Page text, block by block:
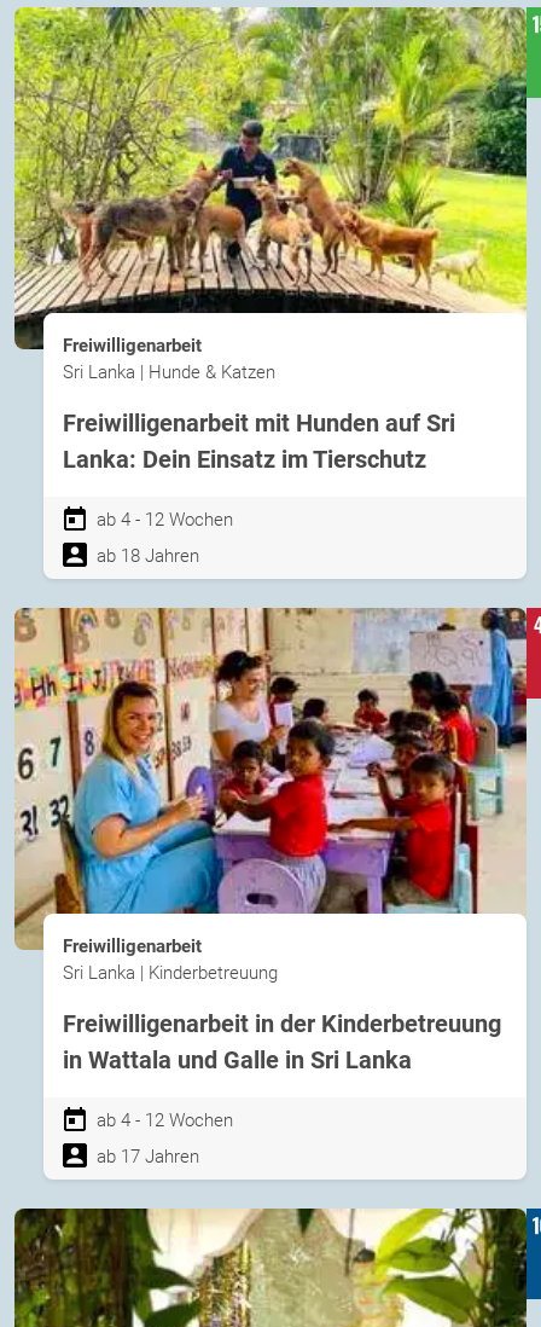
Freiwilligenarbeit
Sri Lanka | Hunde & Katzen
Freiwilligenarbeit mit Hunden auf Sri
Lanka: Dein Einsatz im Tierschutz
ab 4 - 12 Wochen
ab 18 Jahren
Freiwilligenarbeit
Sri Lanka | Kinderbetreuung
Freiwilligenarbeit in der Kinderbetreuung
in Wattala und Galle in Sri Lanka
ab 4 - 12 Wochen
ab 17 Jahren